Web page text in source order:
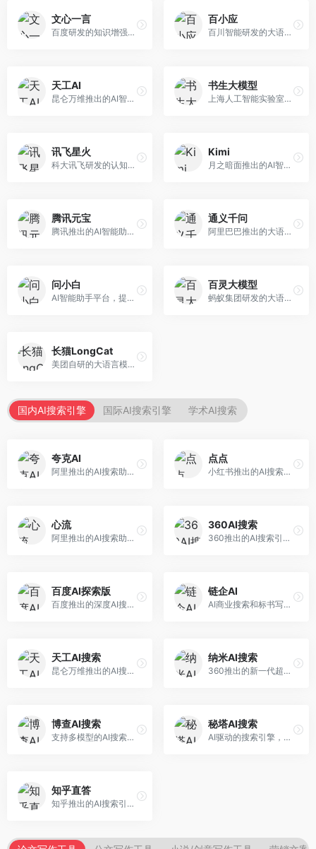
文心一言
百度研发的知识增强大语言模型，深度融合百度知识图谱和搜索能力。面向中文用户，提供知识问答、文本创作、逻辑推理等服务，中文语境理解准确，知识覆盖面广。
百小应
百川智能研发的大语言模型助手，专注于中文理解和生成。面向中文用户，提供知识问答、文本创作、代码辅助等服务，模型参数规模大，中文表达流畅自然。
天工AI
昆仑万维推出的AI智能助手，集成搜索、对话、创作等多种能力。面向普通用户和内容创作者，支持联网搜索、文本生成、图像理解等功能，响应速度快，免费使用。
书生大模型
上海人工智能实验室研发的开源大模型系列，支持多尺度和多模态。面向研究机构和开发者，开源生态完善，学术研究背景深厚，适合科研和定制开发。
讯飞星火
科大讯飞研发的认知智能大模型，深度融合语音识别和自然语言处理技术。面向企业用户和教育领域，提供语音交互、文档处理、代码生成等服务，中文语音识别准确率高。
Kimi
月之暗面推出的AI智能助手，核心优势在于超长文本处理能力，支持20万字以上文档分析。面向学术研究者、职场人士和内容创作者，提供文档解读、PPT生成、联网搜索等综合服务。
腾讯元宝
腾讯推出的AI智能助手，整合微信生态和腾讯云服务。面向普通用户和企业客户，支持文档解析、图像理解、联网搜索等功能，与腾讯产品无缝衔接，办公协作便捷。
通义千问
阿里巴巴推出的大语言模型平台，提供对话问答、文档处理、图像理解、代码编写等全方位AI服务。面向企业用户和个人开发者，集成阿里云生态，支持多模态交互，企业级安全保障。
问小白
AI智能助手平台，提供知识问答、文本创作、文档处理等服务。面向普通用户和职场人士，操作简便，响应速度快，支持多场景应用。
百灵大模型
蚂蚁集团研发的大语言模型平台，专注于金融科技和企业服务。面向金融机构和企业客户，提供智能客服、风险分析、文档处理等服务，金融场景理解深入。
长猫LongCat
美团自研的大语言模型对话平台，专注于本地生活服务场景。面向美团生态用户，提供智能推荐、服务问答等功能，本地生活知识覆盖全面。
国内AI搜索引擎 国际AI搜索引擎 学术AI搜索
夸克AI
阿里推出的AI搜索助手，整合搜索与AI功能。面向年轻用户，提供智能搜索、文档处理、学习辅助等服务，与夸克生态深度整合。
点点
小红书推出的AI搜索应用，专注于生活方式内容搜索。面向小红书用户，提供生活攻略、消费决策、内容推荐等服务，生活方式内容丰富。
心流
阿里推出的AI搜索助手，专注于智能信息获取。面向普通用户，提供智能搜索、内容整理、知识问答等服务，与阿里生态深度整合。
360AI搜索
360推出的AI搜索引擎，专注于安全智能搜索。面向普通用户，提供智能问答、网页搜索、内容整理等服务，安全防护能力强。
百度AI探索版
百度推出的深度AI搜索引擎，整合百度知识图谱。面向中文用户，提供智能问答、知识探索、内容生成等服务，知识覆盖面广。
链企AI
AI商业搜索和标书写作工具，专注于企业服务场景。面向企业用户，提供商业信息搜索、标书生成、企业分析等服务，商业信息专业。
天工AI搜索
昆仑万维推出的AI搜索引擎，整合大模型与搜索能力。面向普通用户，提供智能问答、深度搜索、内容整理等服务，中文搜索体验好。
纳米AI搜索
360推出的新一代超级AI搜索，深度整合360搜索资源。面向普通用户，提供智能问答、多模态搜索、内容生成等服务，安全可靠。
博查AI搜索
支持多模型的AI搜索引擎，整合多种大模型能力。面向AI爱好者，提供多模型搜索、答案对比、深度分析等服务，模型选择灵活。
秘塔AI搜索
AI驱动的搜索引擎，专注于无广告直达结果。面向研究者和信息获取需求者，提供深度搜索、来源标注、答案整理等服务，搜索结果干净准确，信息可信度高。
知乎直答
知乎推出的AI搜索引擎，专注于知识问答场景。面向知识获取者，提供知乎内容搜索、智能问答、知识整理等服务，专业知识丰富。